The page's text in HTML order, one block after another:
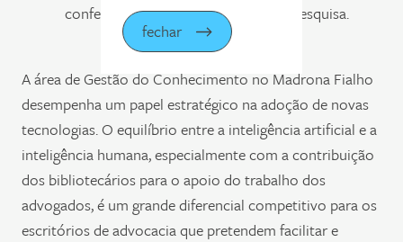
confecção de slides para o
da pesquisa.
A área de Gestão do Conhecimento no Madrona Fialho
desempenha um papel estratégico na adoção de novas
tecnologias. O equilíbrio entre a inteligência artificial e a
inteligência humana, especialmente com a contribuição
dos bibliotecários para o apoio do trabalho dos
advogados, é um grande diferencial competitivo para os
escritórios de advocacia que pretendem facilitar e
fechar